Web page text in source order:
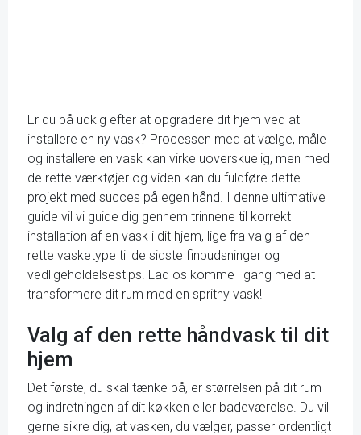
Er du på udkig efter at opgradere dit hjem ved at
installere en ny vask? Processen med at vælge, måle
og installere en vask kan virke uoverskuelig, men med
de rette værktøjer og viden kan du fuldføre dette
projekt med succes på egen hånd. I denne ultimative
guide vil vi guide dig gennem trinnene til korrekt
installation af en vask i dit hjem, lige fra valg af den
rette vasketype til de sidste finpudsninger og
vedligeholdelsestips. Lad os komme i gang med at
transformere dit rum med en spritny vask!
Valg af den rette håndvask til dit
hjem
Det første, du skal tænke på, er størrelsen på dit rum
og indretningen af dit køkken eller badeværelse. Du vil
gerne sikre dig, at vasken, du vælger, passer ordentligt